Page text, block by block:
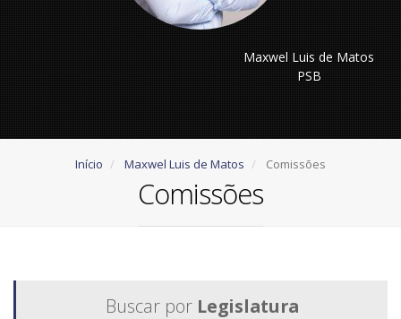
Maxwel Luis de Matos
PSB
Início Maxwel Luis de Matos Comissões
Comissões
Buscar por Legislatura